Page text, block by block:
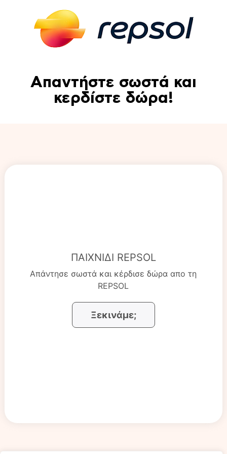
Απαντήστε σωστά και
κερδίστε δώρα!
ΠΑΙΧΝΊΔΙ REPSOL
Απάντησε σωστά και κέρδισε δώρα απο τη
REPSOL